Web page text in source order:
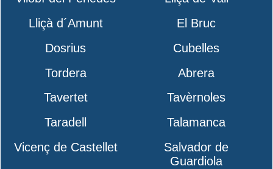
Lliçà d´Amunt
El Bruc
Dosrius
Cubelles
Tordera
Abrera
Tavertet
Tavèrnoles
Taradell
Talamanca
Vicenç de Castellet
Salvador de
Guardiola